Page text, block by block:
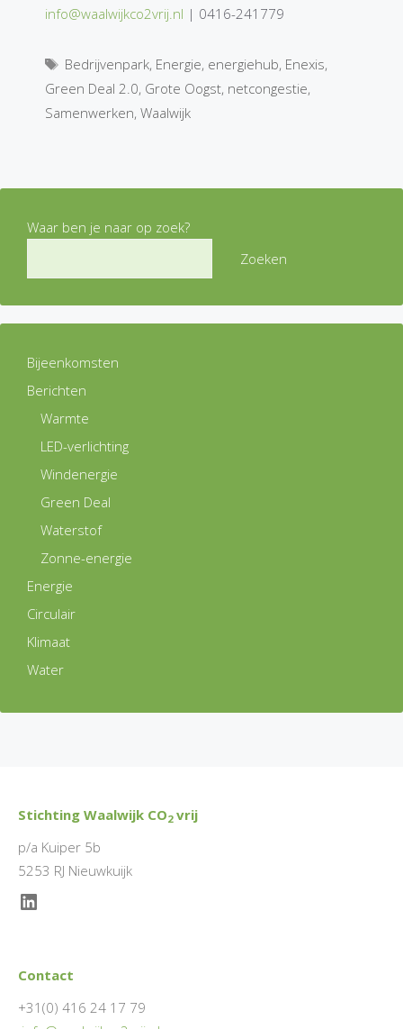
info@waalwijkco2vrij.nl | 0416-241779
Tags
Bedrijvenpark, Energie, energiehub, Enexis,
Green Deal 2.0, Grote Oogst, netcongestie,
Samenwerken, Waalwijk
Waar ben je naar op zoek?
Zoeken
Bijeenkomsten
Berichten
Warmte
LED-verlichting
Windenergie
Green Deal
Waterstof
Zonne-energie
Energie
Circulair
Klimaat
Water
Stichting Waalwijk CO2vrij
p/a Kuiper 5b
5253 RJ Nieuwkuijk
LinkedIn
Contact
+31(0) 416 24 17 79